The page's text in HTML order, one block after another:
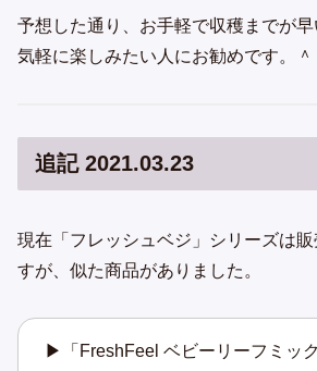
予想した通り、お手軽で収穫までが
気軽に楽しみたい人にお勧めです。＾
追記 2021.03.23
現在「フレッシュベジ」シリーズは
すが、似た商品がありました。
▶「FreshFeel ベビーリーフミッ